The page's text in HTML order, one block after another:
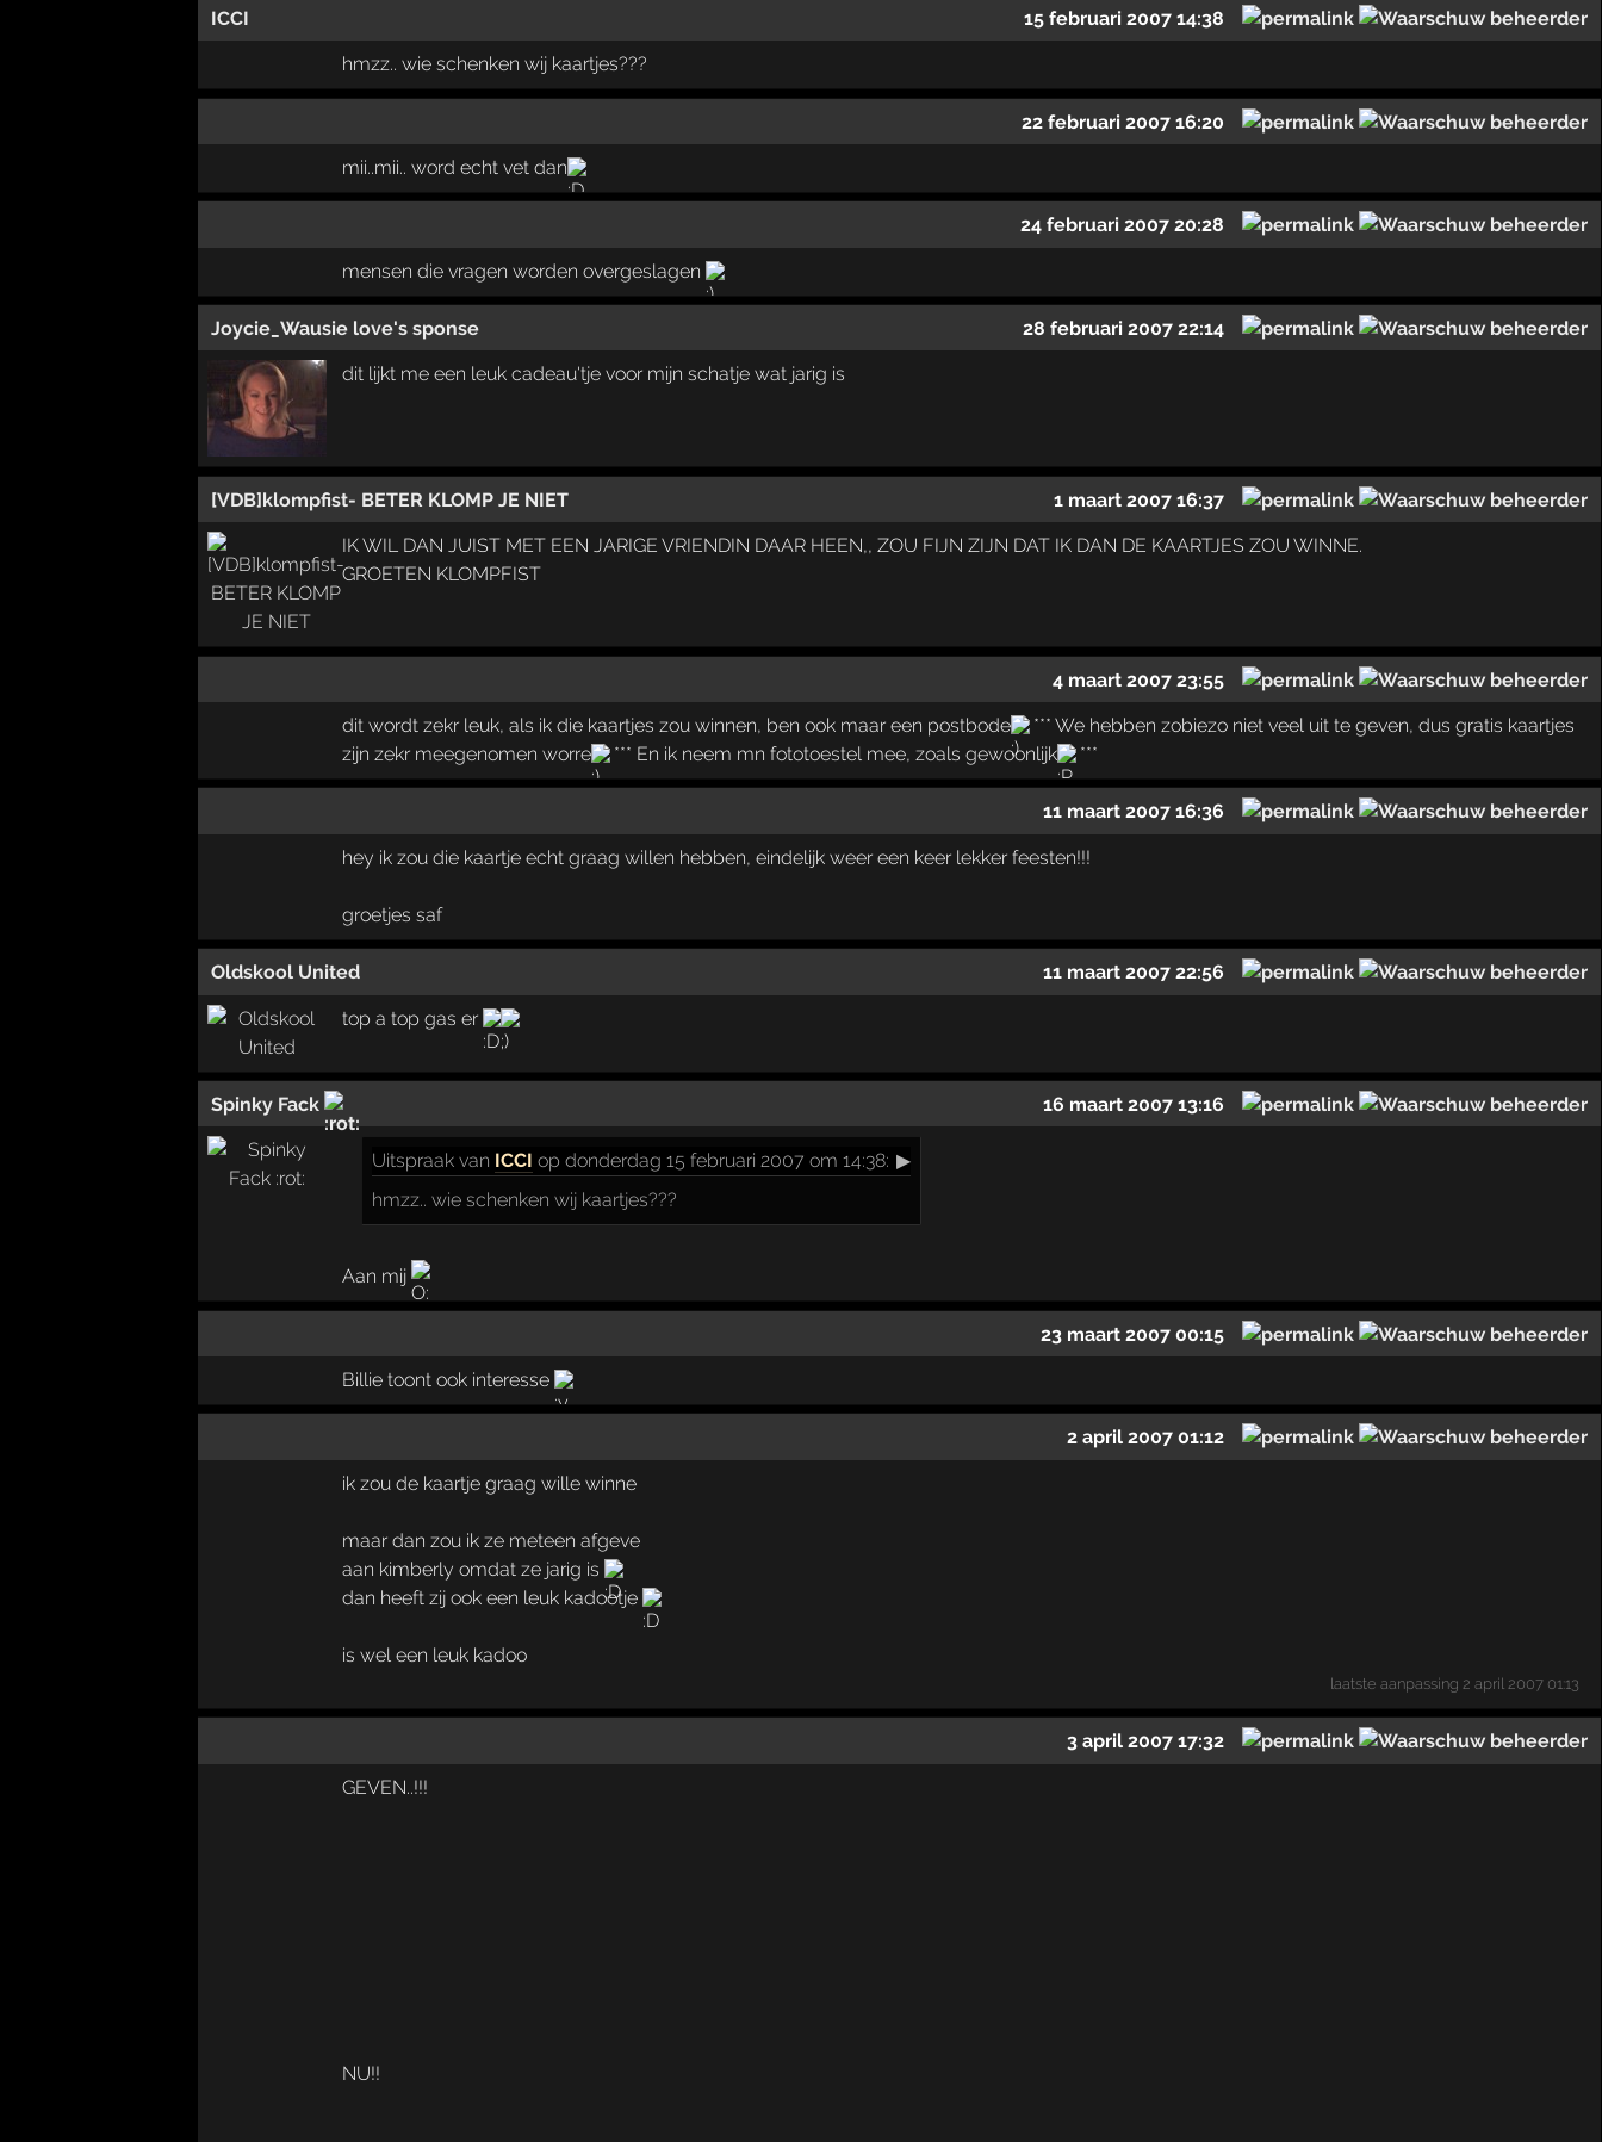
ICCI 15 februari 2007 14:38
hmzz.. wie schenken wij kaartjes???
22 februari 2007 16:20
mii..mii.. word echt vet dan
24 februari 2007 20:28
mensen die vragen worden overgeslagen
Joycie_Wausie love's sponse 28 februari 2007 22:14
dit lijkt me een leuk cadeau'tje voor mijn schatje wat jarig is
[VDB]klompfist- BETER KLOMP JE NIET 1 maart 2007 16:37
IK WIL DAN JUIST MET EEN JARIGE VRIENDIN DAAR HEEN,, ZOU FIJN ZIJN DAT IK DAN DE KAARTJES ZOU WINNE.
GROETEN KLOMPFIST
4 maart 2007 23:55
dit wordt zekr leuk, als ik die kaartjes zou winnen, ben ook maar een postbode
*** We hebben zobiezo niet veel uit te geven, dus gratis kaartjes
zijn zekr meegenomen worre
*** En ik neem mn fototoestel mee, zoals gewoonlijk ***
11 maart 2007 16:36
hey ik zou die kaartje echt graag willen hebben, eindelijk weer een keer lekker feesten!!!
groetjes saf
Oldskool United 11 maart 2007 22:56
top a top gas er
Spinky Fack 16 maart 2007 13:16
Uitspraakvan ICCI op donderdag 15 februari 2007 om 14:38: ▶
hmzz.. wie schenken wij kaartjes???
Aan mij
23 maart 2007 00:15
Billie toont ook interesse
2 april 2007 01:12
ik zou de kaartje graag wille winne
maar dan zou ik ze meteen afgeve
aan kimberly omdat ze jarig is
dan heeft zij ook een leuk kadootje
is wel een leuk kadoo
laatste aanpassing 2 april 2007 01:13
3 april 2007 17:32
GEVEN..!!!
NU!!